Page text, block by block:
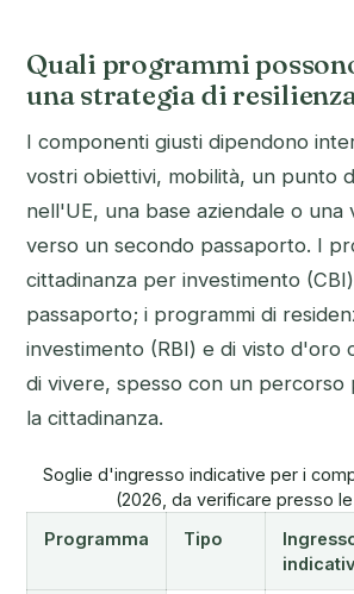
Quali programmi
una strategia di
I componenti giusti dipendono
vostri obiettivi, mobilità, un punto
nell'UE, una base aziendale o una
verso un secondo passaporto. I
cittadinanza per investimento
passaporto; i programmi di
investimento (RBI) e di visto d'oro
di vivere, spesso con un percorso
la cittadinanza.
Soglie d'ingresso indicative per i
(2026, da verificare presso
Programma
Tipo